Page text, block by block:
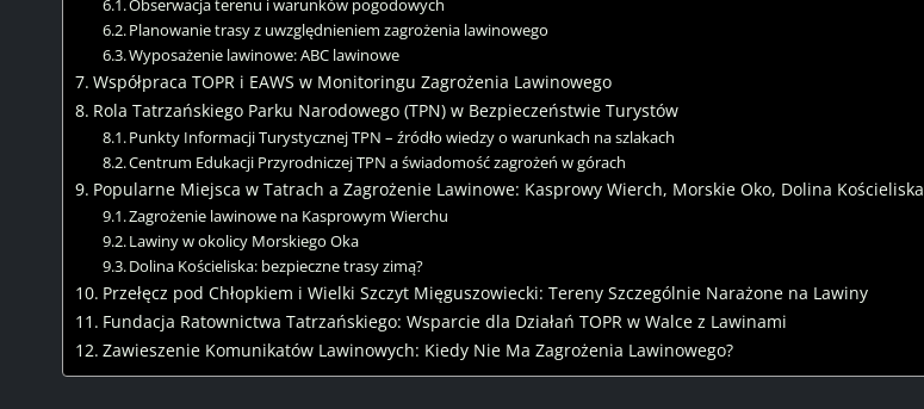
Obserwacja terenu i warunków pogodowych
Planowanie trasy z uwzględnieniem zagrożenia lawinowego
Wyposażenie lawinowe: ABC lawinowe
Współpraca TOPR i EAWS w Monitoringu Zagrożenia Lawinowego
Rola Tatrzańskiego Parku Narodowego (TPN) w Bezpieczeństwie Turystów
Punkty Informacji Turystycznej TPN – źródło wiedzy o warunkach na szlakach
Centrum Edukacji Przyrodniczej TPN a świadomość zagrożeń w górach
Popularne Miejsca w Tatrach a Zagrożenie Lawinowe: Kasprowy Wierch, Morskie Oko, Dolina Kościeliska
Zagrożenie lawinowe na Kasprowym Wierchu
Lawiny w okolicy Morskiego Oka
Dolina Kościeliska: bezpieczne trasy zimą?
Przełęcz pod Chłopkiem i Wielki Szczyt Mięguszowiecki: Tereny Szczególnie Narażone na Lawiny
Fundacja Ratownictwa Tatrzańskiego: Wsparcie dla Działań TOPR w Walce z Lawinami
Zawieszenie Komunikatów Lawinowych: Kiedy Nie Ma Zagrożenia Lawinowego?